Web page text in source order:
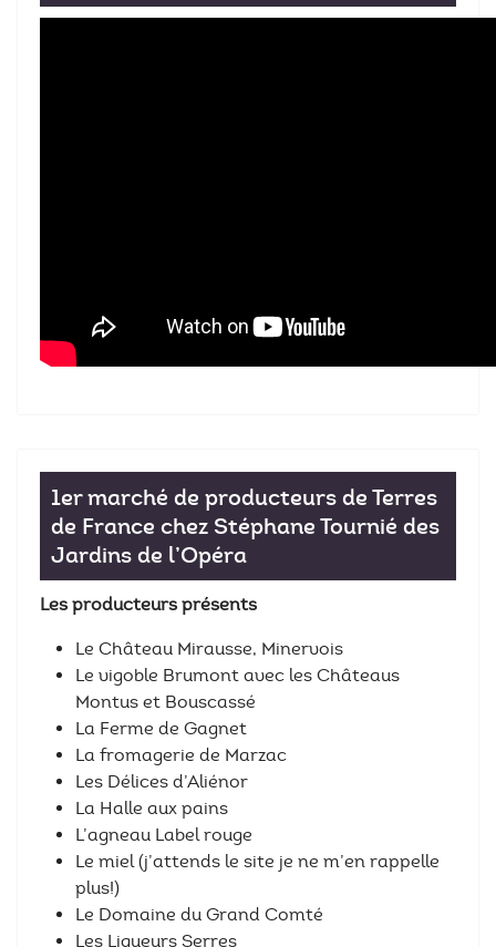
1er marché de producteurs de Terres
de France chez Stéphane Tournié des
Jardins de l’Opéra
Les producteurs présents
Le Château Mirausse, Minervois
Le vigoble Brumont avec les Châteaus
Montus et Bouscassé
La Ferme de Gagnet
La fromagerie de Marzac
Les Délices d’Aliénor
La Halle aux pains
L’agneau Label rouge
Le miel (j’attends le site je ne m’en rappelle
plus!)
Le Domaine du Grand Comté
Les Liqueurs Serres